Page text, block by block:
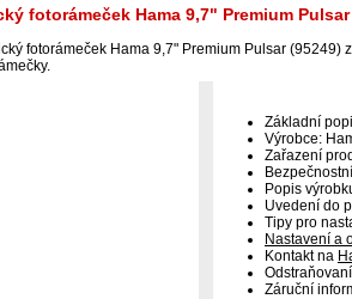
fotorámeček Hama 9,7" Premium Pulsar
fotorámeček Hama 9,7" Premium Pulsar
Základní
Výrobce:
Zařazení
Popis
Uvedení do
Tipy pro
Nastavení a
Kontakt na
Záruční